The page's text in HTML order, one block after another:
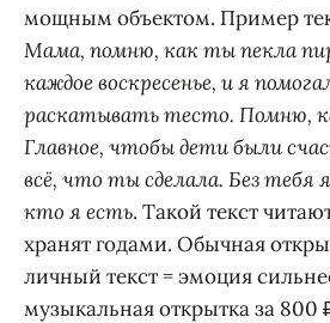
мощным объектом. Пример
Мама, помню, как ты пекла
каждое воскресенье, и я
раскатывать тесто. Помню,
Главное, чтобы дети были
всё, что ты сделала. Без тебя
кто я есть. Такой текст
хранят годами. Обычная
личный текст = эмоция
музыкальная открытка за 800